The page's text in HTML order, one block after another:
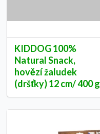
KIDDOG 100%
Natural Snack,
hovězí žaludek
(dršťky) 12 cm/ 400 g